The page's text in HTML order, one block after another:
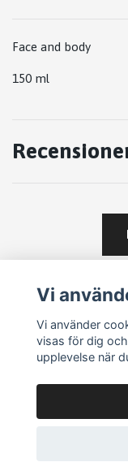
Face and body
150 ml
Vi
Vi använder
visas för dig
upplevelse när